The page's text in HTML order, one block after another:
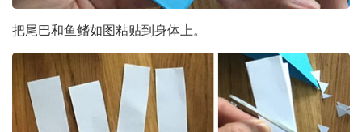
把尾巴和鱼鳍如图粘贴到身体上。